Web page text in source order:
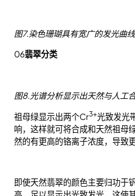
图7.染色珊瑚具有宽广的发光曲线
06翡翠分类
图8.光谱分析显示出天然与人工
祖母绿显示出两个Cr3+光致发光
响，这样就可将合成和天然祖母
然的有更高的铬离子浓度，导致
即使天然翡翠的颜色主要归功于